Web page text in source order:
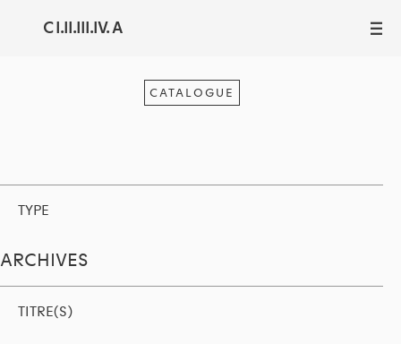
C I.II.III.IV. A III
CATALOGUE
TYPE
ARCHIVES
TITRE(S)